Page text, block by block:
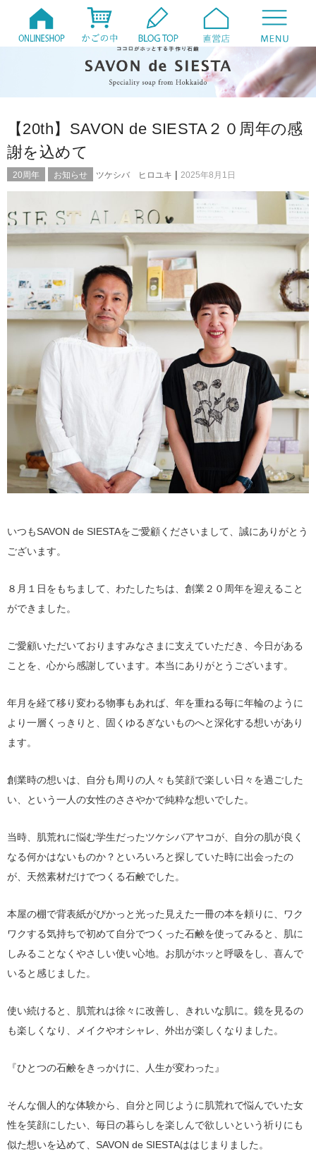
【20th】SAVON de SIESTA２０周年の感
謝を込めて
20周年 お知らせ ツケシバ ヒロユキ | 2025年8月1日
いつもSAVON de SIESTAをご愛顧くださいまして、誠にありがとう
ございます。
８月１日をもちまして、わたしたちは、創業２０周年を迎えること
ができました。
ご愛顧いただいておりますみなさまに支えていただき、今日がある
ことを、心から感謝しています。本当にありがとうございます。
年月を経て移り変わる物事もあれば、年を重ねる毎に年輪のように
より一層くっきりと、固くゆるぎないものへと深化する想いがあり
ます。
創業時の想いは、自分も周りの人々も笑顔で楽しい日々を過ごした
い、という一人の女性のささやかで純粋な想いでした。
当時、肌荒れに悩む学生だったツケシバアヤコが、自分の肌が良く
なる何かはないものか？といろいろと探していた時に出会ったの
が、天然素材だけでつくる石鹸でした。
本屋の棚で背表紙がぴかっと光った見えた一冊の本を頼りに、ワク
ワクする気持ちで初めて自分でつくった石鹸を使ってみると、肌に
しみることなくやさしい使い心地。お肌がホッと呼吸をし、喜んで
いると感じました。
使い続けると、肌荒れは徐々に改善し、きれいな肌に。鏡を見るの
も楽しくなり、メイクやオシャレ、外出が楽しくなりました。
『ひとつの石鹸をきっかけに、人生が変わった』
そんな個人的な体験から、自分と同じように肌荒れで悩んでいた女
性を笑顔にしたい、毎日の暮らしを楽しんで欲しいという祈りにも
似た想いを込めて、SAVON de SIESTAははじまりました。